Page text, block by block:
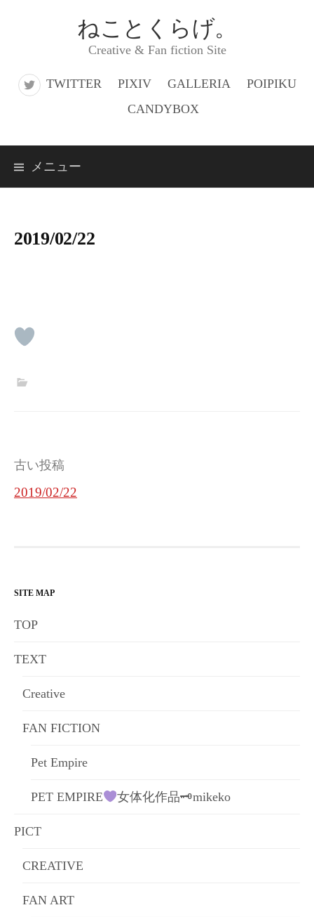
ス
ねことくらげ。
Creative & Fan fiction Site
TWITTER PIXIV GALLERIA
POIPIKU
CANDYBOX
メニュー
2019/02/22
投
稿
ー
シ
ン
古い投稿
2019/02/22
SITE MAP
TOP
TEXT
Creative
FAN FICTION
Pet Empire
PET EMPIRE 女体化作品🗝mikeko
PICT
CREATIVE
FAN ART